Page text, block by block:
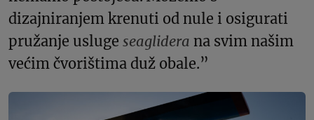
dizajniranjem krenuti od nule i osigurati
pružanje usluge seaglidera na svim našim
većim čvorištima duž obale.”